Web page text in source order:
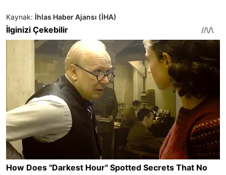
Kaynak: İhlas Haber Ajansı (İHA)